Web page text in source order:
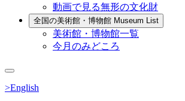
動画で見る無形の文化財
全国の美術館・博物館 Museum List
美術館・博物館一覧
今月のみどころ
>English